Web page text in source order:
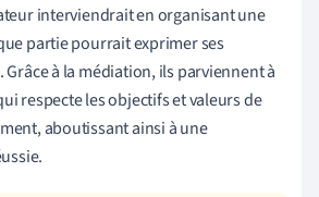
interviendrait en organisant une
partie pourrait exprimer ses
à la médiation, ils parviennent à
respecte les objectifs et valeurs de
aboutissant ainsi à une